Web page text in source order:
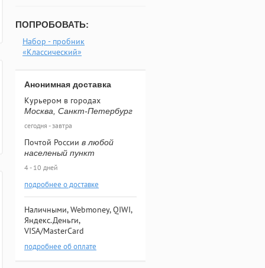
ПОПРОБОВАТЬ:
Набор - пробник
«Классический»
Анонимная доставка
Курьером в городах
Москва, Санкт-Петербург
сегодня - завтра
Почтой России в любой
населеный пункт
4 - 10 дней
подробнее о доставке
Наличными, Webmoney, QIWI,
Яндекс.Деньги,
VISA/MasterCard
подробнее об оплате